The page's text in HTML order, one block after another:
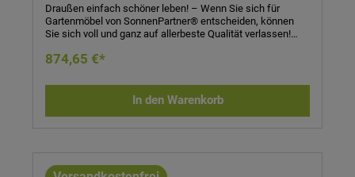
Draußen einfach schöner leben! – Wenn Sie sich für
Gartenmöbel von SonnenPartner® entscheiden, können
Sie sich voll und ganz auf allerbeste Qualität verlassen!
handwerklich meisterhafte, technisch perfekte und
werden sehen: Die Entscheidung für SonnenPartner® –
und damit für höchste Qualität – zahlt sich schnell aus!
874,65 €*
In den Warenkorb